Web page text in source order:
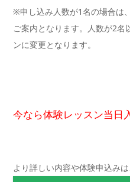
※申し込み人数が1名の場合は
ご案内となります。人数が2名
ンに変更となります。
今なら体験レッスン当日
より詳しい内容や体験申込み